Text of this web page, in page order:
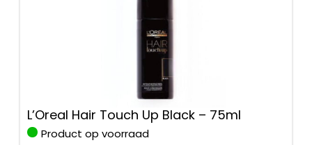
L’Oreal Hair Touch Up Black – 75ml
Product op voorraad